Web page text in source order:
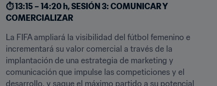
⏱️ 13:15 – 14:20 h, SESIÓN 3: COMUNICAR Y
COMERCIALIZAR
La FIFA ampliará la visibilidad del fútbol femenino e
incrementará su valor comercial a través de la
implantación de una estrategia de marketing y
comunicación que impulse las competiciones y el
desarrollo, y saque el máximo partido a su potencial